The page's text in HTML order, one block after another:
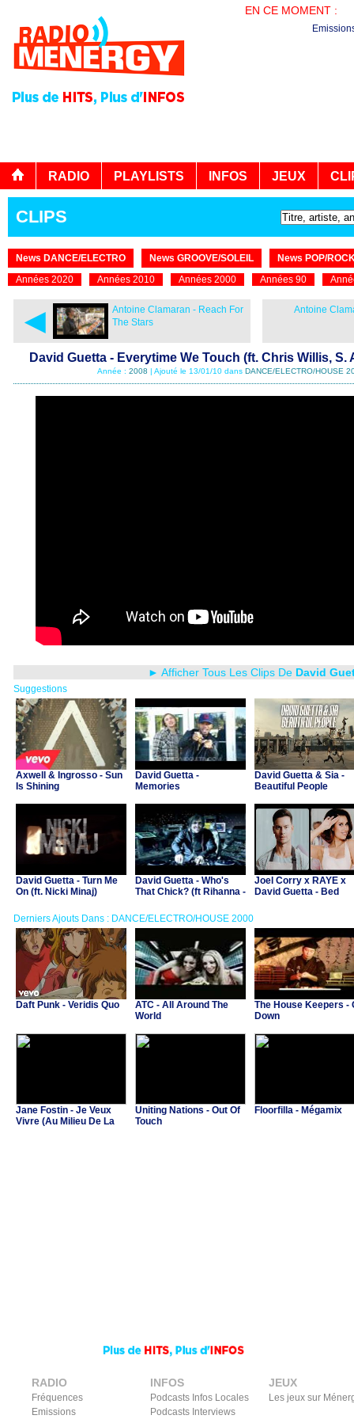
EN CE MOMENT :
RADIO PLAYLISTS INFOS JEUX
CLIPS
News DANCE/ELECTRO News GROOVE/SOLEIL
News POP/
Années 2020
Années 2010 Années 2000 Années 90
◄
Antoine Clamaran - Reach For
The Stars
Antoine
David Guetta - Everytime We Touch (ft. Chris Willis,
Année : 2008 | Ajouté le 13/01/10 dans DANCE/ELECTRO/HOUSE
► Afficher Tous Les Clips De David
Suggestions
Axwell & Ingrosso - Sun
Is Shining
David Guetta -
Memories
David Guetta & Sia -
Beautiful People
David Guetta - Turn Me
On (ft. Nicki Minaj)
David Guetta - Who's
That Chick? (ft Rihanna -
Joel Corry x RAYE x
David Guetta - Bed
Derniers Ajouts Dans : DANCE/ELECTRO/HOUSE 2000
Daft Punk - Veridis Quo
ATC - All Around The
World
The House Keepers -
Down
Jane Fostin - Je Veux
Vivre (Au Milieu De La
Uniting Nations - Out Of
Touch
Floorfilla - Mégamix
RADIO
Fréquences
Emissions
INFOS
Podcasts Infos Locales
Podcasts Interviews
JEUX
Les jeux sur